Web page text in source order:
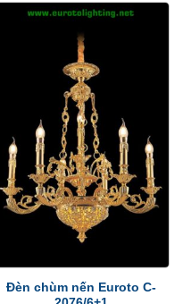
Đèn chùm nến Euroto C-